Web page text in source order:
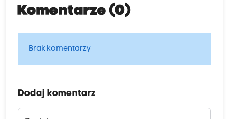
Komentarze (0)
Brak komentarzy
Dodaj komentarz